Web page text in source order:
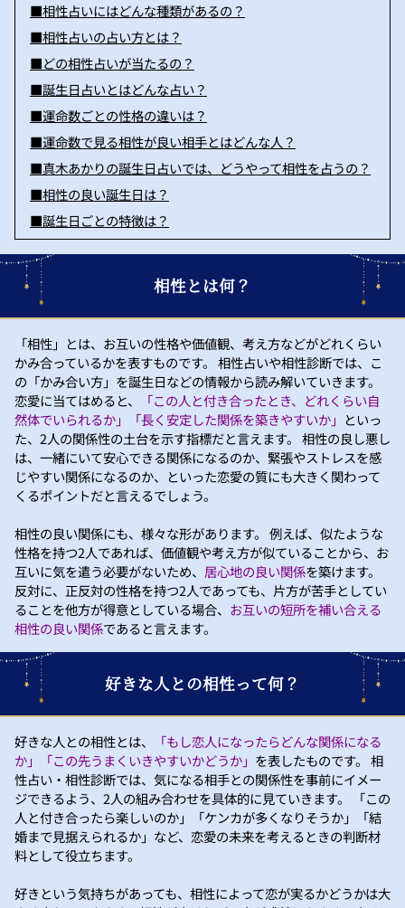
■相性占いにはどんな種類があるの？
■相性占いの占い方とは？
■どの相性占いが当たるの？
■誕生日占いとはどんな占い？
■運命数ごとの性格の違いは？
■運命数で見る相性が良い相手とはどんな人？
■真木あかりの誕生日占いでは、どうやって相性を占うの？
■相性の良い誕生日は？
■誕生日ごとの特徴は？
相性とは何？
「相性」とは、お互いの性格や価値観、考え方などがどれくらい
かみ合っているかを表すものです。 相性占いや相性診断では、こ
の「かみ合い方」を誕生日などの情報から読み解いていきます。
恋愛に当てはめると、
「この人と付き合ったとき、どれくらい自
然体でいられるか」「長く安定した関係を築きやすいか」 といっ
た、2人の関係性の土台を示す指標だと言えます。 相性の良し悪し
は、一緒にいて安心できる関係になるのか、緊張やストレスを感
じやすい関係になるのか、といった恋愛の質にも大きく関わって
くるポイントだと言えるでしょう。
相性の良い関係にも、様々な形があります。 例えば、似たような
性格を持つ2人であれば、価値観や考え方が似ていることから、お
互いに気を遣う必要がないため、 居心地の良い関係を築けます。
反対に、正反対の性格を持つ2人であっても、片方が苦手としてい
ることを他方が得意としている場合、 お互いの短所を補い合える
相性の良い関係であると言えます。
好きな人との相性って何？
好きな人との相性とは、
「もし恋人になったらどんな関係になる
か」「この先うまくいきやすいかどうか」 を表したものです。 相
性占い・相性診断では、気になる相手との関係性を事前にイメー
ジできるよう、2人の組み合わせを具体的に見ていきます。 「この
人と付き合ったら楽しいのか」「ケンカが多くなりそうか」「結
婚まで見据えられるか」など、恋愛の未来を考えるときの判断材
料として役立ちます。
好きという気持ちがあっても、相性によって恋が実るかどうかは大